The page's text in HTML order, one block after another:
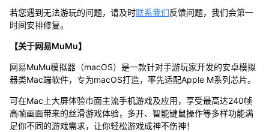
若您遇到无法游玩的问题，请及时联系我们反馈问题，我们会第一
时间安排修复。
【关于网易MuMu】
网易MuMu模拟器（macOS）是一款针对手游玩家开发的安卓模拟
器类Mac端软件，专为macOS打造，率先适配Apple M系列芯片。
可在Mac上大屏体验市面主流手机游戏及应用，享受最高达240帧
高帧画面带来的丝滑游戏体验，多开、智能键鼠操作等多样功能满
足你不同的游戏需求，让你轻松游戏成神不伤神！